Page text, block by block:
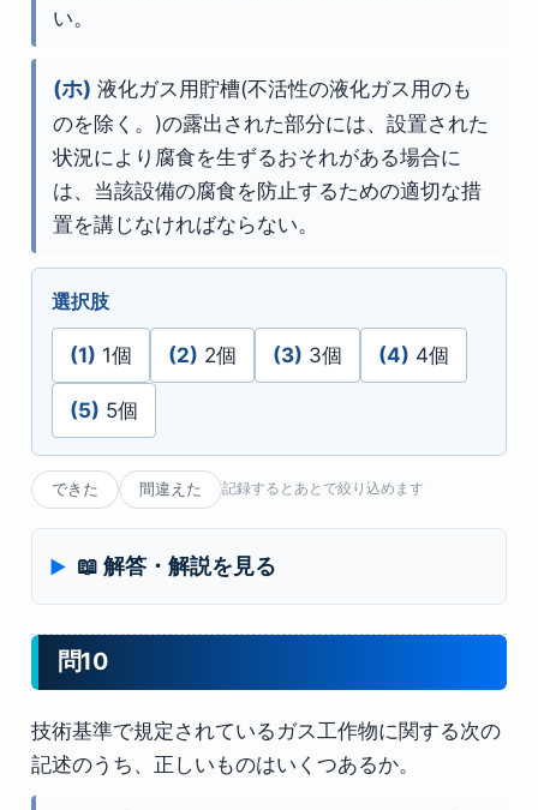
い。
(ホ) 液化ガス用貯槽(不活性の液化ガス用のも
のを除く。)の露出された部分には、設置された
状況により腐食を生ずるおそれがある場合に
は、当該設備の腐食を防止するための適切な措
置を講じなければならない。
選択肢
(1) 1個 (2) 2個 (3) 3個 (4) 4個
(5) 5個
できた 間違えた 記録するとあとで絞り込めます
📖 解答・解説を見る
問10
技術基準で規定されているガス工作物に関する次の
記述のうち、正しいものはいくつあるか。